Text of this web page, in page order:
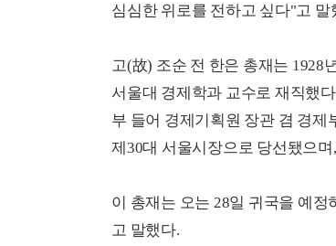
심심한 위로를 전하고 싶다"고 말
고(故) 조순 전 한은 총재는 1928
서울대 경제학과 교수로 재직했
부 들어 경제기획원 장관 겸 경제
제30대 서울시장으로 당선됐으
이 총재는 오는 28일 귀국을 예
고 말했다.